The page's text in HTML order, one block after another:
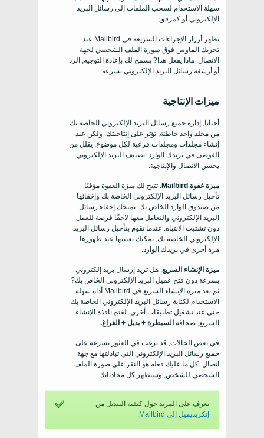
سهلة الاستخدام لسحب الملفات إلى رسائل البريد
الإلكتروني أو كمرفق.
تظهر أزرار الإجراءات السريعة في Mailbird عند
تحريك الماوس فوق صورة الملف الشخصي لجهة
الاتصال. ماذا يفعل هذا? يسمح لك بإعادة التوجيه, الرد
أو أرشفة رسائل البريد الإلكتروني بسرعة.
ميزات الإنتاجية
أحيانا, إدارة جميع رسائل البريد الإلكتروني الخاصة بك
من مجلد واحد خاطئة, تؤثر على إنتاجيتك. ولكن عند
إنشاء مجلدات ومجلدات فرعية لكل موضوع, يقلل من
الفوضى في بريدك الوارد. تصنيف البريد الإلكتروني
يحسن الاتصال والإنتاجية.
ميزة غفوة Mailbird.
تتيح لك ميزة الغفوة مؤقتًا
تأجيل رسائل البريد الإلكتروني الخاصة بك وإخفائها
من صندوق الوارد الخاص بك. يمنحك إخفاء رسائل
البريد الإلكتروني والتعامل معها لاحقًا فرصة للعمل
دون تشتيت الانتباه. عندما تقوم بتأجيل رسائل البريد
الإلكتروني الخاصة بك, يمكنك تعيينها عند ظهورها
مرة أخرى في بريدك الوارد.
ميزة الإنشاء السريع . هل تريد إرسال بريد إلكتروني
بسرعة دون فتح عميل البريد الإلكتروني الخاص بك?
ثم تعد ميزة الإنشاء السريع في Mailbird أداة سهلة
الاستخدام لكتابة رسائل البريد الإلكتروني الخاصة بك
حتى عند تشغيل تطبيقات أخرى. لفتح نافذة الإنشاء
السريع, صحافة السيطرة + بديل + الفراغ.
في بعض الحالات, قد ترغب في العثور بسرعة على
جميع رسائل البريد الإلكتروني التي تبادلتها مع جهة
اتصال. كل ما عليك فعله هو النقر على صورة الملف
الشخصي للشخص, وستظهر كل محادثاتك.
تعرف على المزيد حول كيفية التبديل من
إنكريديميل إلى Mailbird